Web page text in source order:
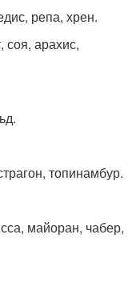
репа, хрен.
арахис,
топинамбур.
майоран, чабер,